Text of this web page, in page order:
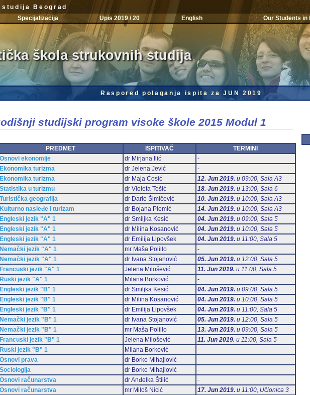
Beograd
Specijalizacija Upis 2019 / 20 English Our Students in
škola strukovnih studija
Raspored polaganja ispita za JUN 2019
studijski program visoke škole 2015 Modul 1
PREDMET ISPITIVAČ
TERMINI
Osnovi ekonomije dr Mirjana Ilić
-
Ekonomika turizma dr Jelena Jević
-
Ekonomika turizma dr Maja Ćosić 12. Jun 2019.u 09:00, Sala А3
Statistika u turizmu dr Violeta Tošić 18. Jun 2019.u 13:00, Sala 6
Turistička geografija dr Dario Šimičević 10. Jun 2019.u 10:00, Sala А3
Kulturno nasleđe i turizam dr Bojana Plemić 14. Jun 2019.u 10:00, Sala А3
Engleski jezik "A" 1 dr Smiljka Kesić 04. Jun 2019.u 09:00, Sala 5
Engleski jezik "A" 1 dr Milina Kosanović 04. Jun 2019.u 10:00, Sala 5
Engleski jezik "A" 1 dr Emilija Lipovšek 04. Jun 2019.u 11:00, Sala 5
Nemački jezik "A" 1 mr Maša Polillo
-
Nemački jezik "A" 1 dr Ivana Stojanović 05. Jun 2019.u 12:00, Sala 5
Francuski jezik "A" 1 Jelena Milošević 11. Jun 2019.u 11:00, Sala 5
Ruski jezik "A" 1 Milana Borković
-
Engleski jezik "B" 1 dr Smiljka Kesić 04. Jun 2019.u 09:00, Sala 5
Engleski jezik "B" 1 dr Milina Kosanović 04. Jun 2019.u 10:00, Sala 5
Engleski jezik "B" 1 dr Emilija Lipovšek 04. Jun 2019.u 11:00, Sala 5
Nemački jezik "B" 1 dr Ivana Stojanović 05. Jun 2019.u 12:00, Sala 5
Nemački jezik "B" 1 mr Maša Polillo 13. Jun 2019.u 09:00, Sala 5
Francuski jezik "B" 1 Jelena Milošević 11. Jun 2019.u 11:00, Sala 5
Ruski jezik "B" 1 Milana Borković
-
Osnovi prava dr Borko Mihajlović
-
Sociologija dr Borko Mihajlović
-
Osnovi računarstva dr Anđelka Štilić
-
Osnovi računarstva mr Miloš Nicić 17. Jun 2019.u 11:00, Učionica 3